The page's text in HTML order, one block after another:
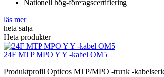
Nationell hög-företagscertifiering
läs mer
heta sälja
Heta produkter
24F MTP MPO Y Y -kabel OM5
Produktprofil Opticos MTP/MPO -trunk -